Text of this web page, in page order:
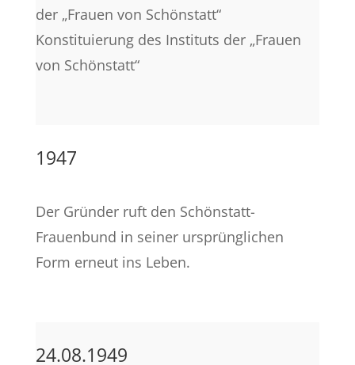
der „Frauen von Schönstatt“
Konstituierung des Instituts der „Frauen
von Schönstatt“
1947
Der Gründer ruft den Schönstatt-
Frauenbund in seiner ursprünglichen
Form erneut ins Leben.
24.08.1949